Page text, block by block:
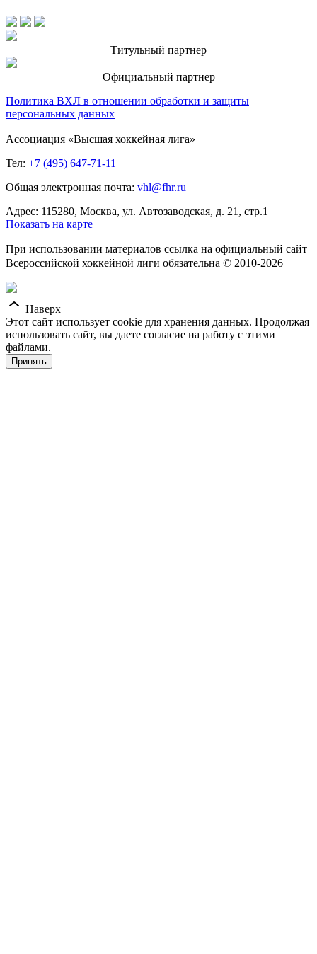
Титульный партнер
Официальный партнер
Политика ВХЛ в отношении обработки и защиты
персональных данных
Ассоциация «Высшая хоккейная лига»
Тел: +7 (495) 647-71-11
Общая электронная почта: vhl@fhr.ru
Адрес: 115280, Москва, ул. Автозаводская, д. 21, стр.1
Показать на карте
При использовании материалов ссылка на официальный сайт
Всероссийской хоккейной лиги обязательна © 2010-2026
Наверх
Этот сайт использует cookie для хранения данных. Продолжая
использовать сайт, вы даете согласие на работу с этими
файлами.
Принять